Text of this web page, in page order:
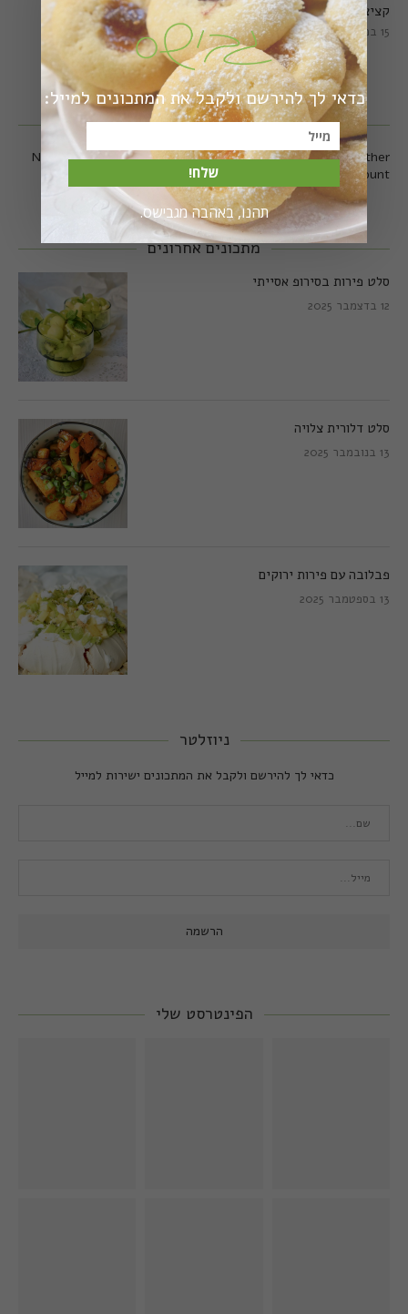
קציצות כרישה טבעוניות
מושלמות
20 במרץ 2018
קציצות כרישה מושלמות
15 במרץ 2018
עקבו אחרי באינסטגרם
No any image found. Please check it again or try with another
instagram account.
מתכונים אחרונים
סלט פירות בסירופ אסייתי
12 בדצמבר 2025
סלט דלורית צלויה
13 בנובמבר 2025
פבלובה עם פירות ירוקים
13 בספטמבר 2025
ניוזלטר
כדאי לך להירשם ולקבל את המתכונים ישירות למייל
הפינטרסט שלי
כדאי לך להירשם ולקבל את המתכונים למייל:
שלח!
תהנו, באהבה מגבישס.